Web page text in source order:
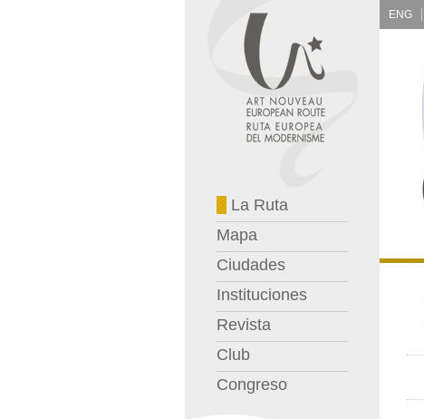
La Ruta
Mapa
Ciudades
Instituciones
Revista
Club
Congreso
ENG